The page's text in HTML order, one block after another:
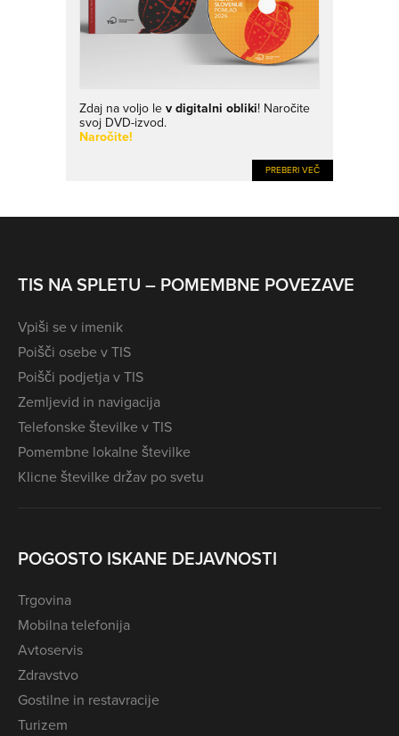
Zdaj na voljo lev digitalni obliki! Naročite
svoj DVD-izvod.
Naročite!
PREBERI VEČ
TIS NA SPLETU – POMEMBNE POVEZAVE
Vpiši se v imenik
Poišči osebe v TIS
Poišči podjetja v TIS
Zemljevid in navigacija
Telefonske številke v TIS
Pomembne lokalne številke
Klicne številke držav po svetu
POGOSTO ISKANE DEJAVNOSTI
Trgovina
Mobilna telefonija
Avtoservis
Zdravstvo
Gostilne in restavracije
Turizem